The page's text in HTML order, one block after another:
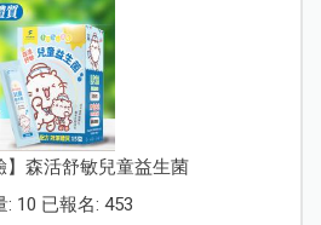
】森活舒敏兒童益生菌
: 10 已報名: 453